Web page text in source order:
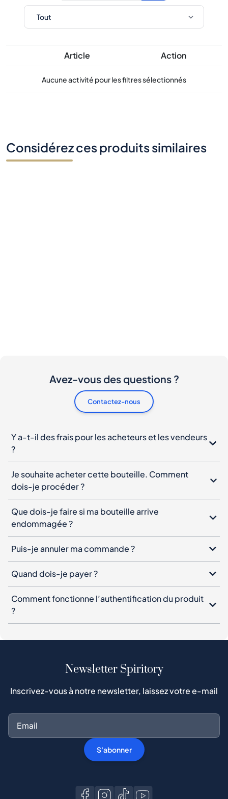
Article Action
Aucune activité pour les filtres sélectionnés
Considérez ces produits similaires
Avez-vous des questions ?
Contactez-nous
Y a-t-il des frais pour les acheteurs et les vendeurs
?
Je souhaite acheter cette bouteille. Comment
dois-je procéder ?
Que dois-je faire si ma bouteille arrive
endommagée ?
Puis-je annuler ma commande ?
Quand dois-je payer ?
Comment fonctionne l’authentification du produit
?
Newsletter Spiritory
Inscrivez-vous à notre newsletter, laissez votre e-mail
S'abonner